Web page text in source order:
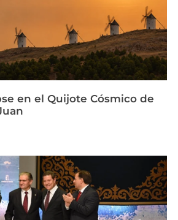
en el Quijote Cósmico de